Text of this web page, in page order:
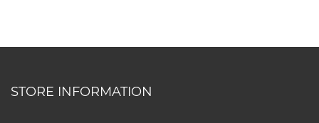
STORE INFORMATION